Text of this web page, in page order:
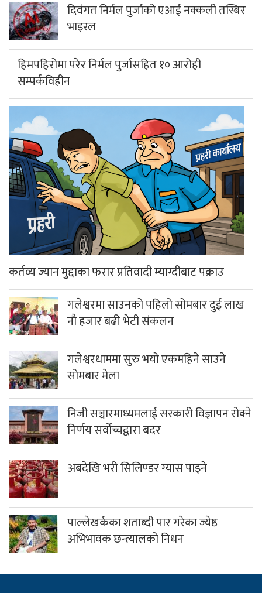
दिवंगत निर्मल पुर्जाको एआई नक्कली तस्बिर
भाइरल
हिमपहिरोमा परेर निर्मल पुर्जासहित १० आरोही
सम्पर्कविहीन
कर्तव्य ज्यान मुद्दाका फरार प्रतिवादी म्याग्दीबाट पक्राउ
गलेश्वरमा साउनको पहिलो सोमबार दुई लाख
नौ हजार बढी भेटी संकलन
गलेश्वरधाममा सुरु भयो एकमहिने साउने
सोमबार मेला
निजी सञ्चारमाध्यमलाई सरकारी विज्ञापन रोक्ने
निर्णय सर्वोच्चद्वारा बदर
अबदेखि भरी सिलिण्डर ग्यास पाइने
पाल्लेखर्कका शताब्दी पार गरेका ज्येष्ठ
अभिभावक छन्त्यालको निधन